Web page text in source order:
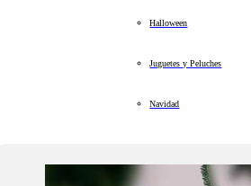
Halloween
Juguetes y Peluches
Navidad